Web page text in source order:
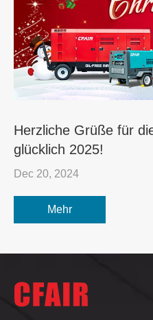
Herzliche Grüße für
glücklich 2025!
Dec 20, 2024
Mehr